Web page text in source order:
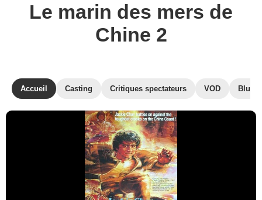
Le marin des mers de
Chine 2
Accueil Casting Critiques spectateurs VOD Blu-